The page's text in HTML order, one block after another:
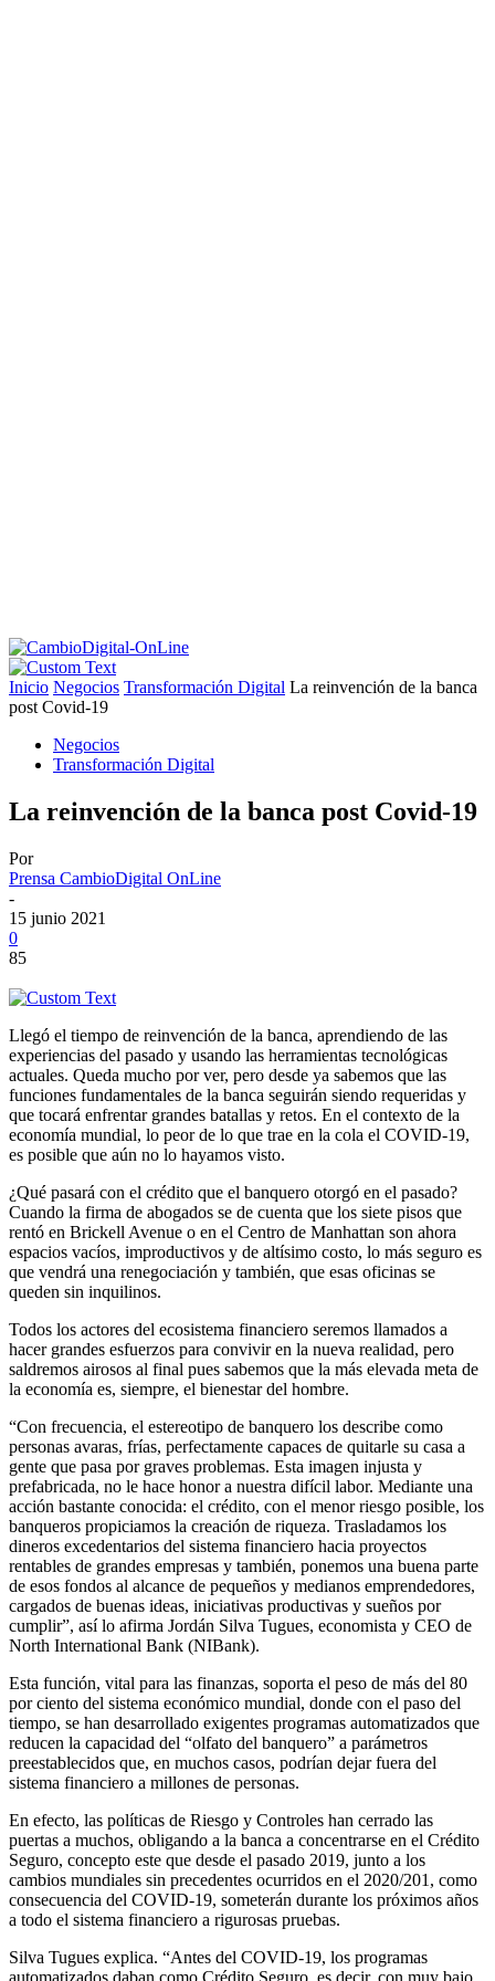
Inicio Negocios Transformación Digital La reinvención de la banca
post Covid-19
Negocios
Transformación Digital
La reinvención de la banca post Covid-19
Por
Prensa CambioDigital OnLine
-
15 junio 2021
0
85
Llegó el tiempo de reinvención de la banca, aprendiendo de las
experiencias del pasado y usando las herramientas tecnológicas
actuales. Queda mucho por ver, pero desde ya sabemos que las
funciones fundamentales de la banca seguirán siendo requeridas y
que tocará enfrentar grandes batallas y retos. En el contexto de la
economía mundial, lo peor de lo que trae en la cola el COVID-19,
es posible que aún no lo hayamos visto.
¿Qué pasará con el crédito que el banquero otorgó en el pasado?
Cuando la firma de abogados se de cuenta que los siete pisos que
rentó en Brickell Avenue o en el Centro de Manhattan son ahora
espacios vacíos, improductivos y de altísimo costo, lo más seguro es
que vendrá una renegociación y también, que esas oficinas se
queden sin inquilinos.
Todos los actores del ecosistema financiero seremos llamados a
hacer grandes esfuerzos para convivir en la nueva realidad, pero
saldremos airosos al final pues sabemos que la más elevada meta de
la economía es, siempre, el bienestar del hombre.
“Con frecuencia, el estereotipo de banquero los describe como
personas avaras, frías, perfectamente capaces de quitarle su casa a
gente que pasa por graves problemas. Esta imagen injusta y
prefabricada, no le hace honor a nuestra difícil labor. Mediante una
acción bastante conocida: el crédito, con el menor riesgo posible, los
banqueros propiciamos la creación de riqueza. Trasladamos los
dineros excedentarios del sistema financiero hacia proyectos
rentables de grandes empresas y también, ponemos una buena parte
de esos fondos al alcance de pequeños y medianos emprendedores,
cargados de buenas ideas, iniciativas productivas y sueños por
cumplir”, así lo afirma Jordán Silva Tugues, economista y CEO de
North International Bank (NIBank).
Esta función, vital para las finanzas, soporta el peso de más del 80
por ciento del sistema económico mundial, donde con el paso del
tiempo, se han desarrollado exigentes programas automatizados que
reducen la capacidad del “olfato del banquero” a parámetros
preestablecidos que, en muchos casos, podrían dejar fuera del
sistema financiero a millones de personas.
En efecto, las políticas de Riesgo y Controles han cerrado las
puertas a muchos, obligando a la banca a concentrarse en el Crédito
Seguro, concepto este que desde el pasado 2019, junto a los
cambios mundiales sin precedentes ocurridos en el 2020/201, como
consecuencia del COVID-19, someterán durante los próximos años
a todo el sistema financiero a rigurosas pruebas.
Silva Tugues explica. “Antes del COVID-19, los programas
automatizados daban como Crédito Seguro, es decir, con muy bajo